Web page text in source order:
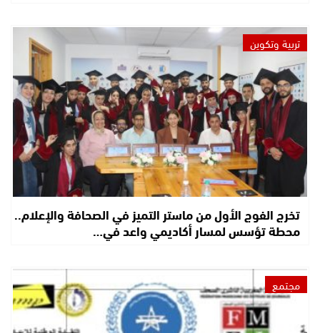
تربية وتكوين
تخرج الفوج الأول من ماستر التميز في الصحافة والإعلام..
محطة تؤسس لمسار أكاديمي واعد في…
مجتمع